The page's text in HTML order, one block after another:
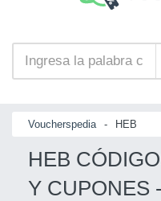
Voucherspedia - HEB
HEB
Y CUPONES